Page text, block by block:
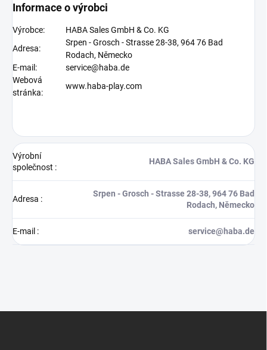
Informace o výrobci
Výrobce:
HABA Sales GmbH & Co. KG
Adresa:
Srpen - Grosch - Strasse 28-38, 964 76 Bad
Rodach, Německo
E-mail:
service@haba.de
Webová
stránka:
www.haba-play.com
Výrobní
společnost :
HABA Sales GmbH & Co. KG
Adresa :
Srpen - Grosch - Strasse 28-38, 964 76 Bad
Rodach, Německo
E-mail : service@haba.de